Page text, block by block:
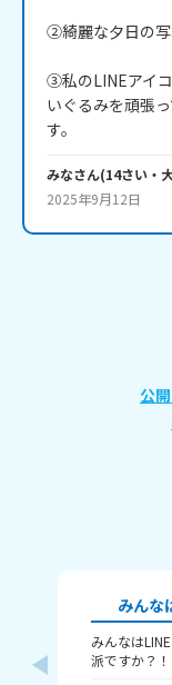
②綺麗な夕日の写
③私のLINEアイ
いぐるみを頑張
みなさん(14さい・
2025年9月12日
公
みんな
みんなは
派ですか？